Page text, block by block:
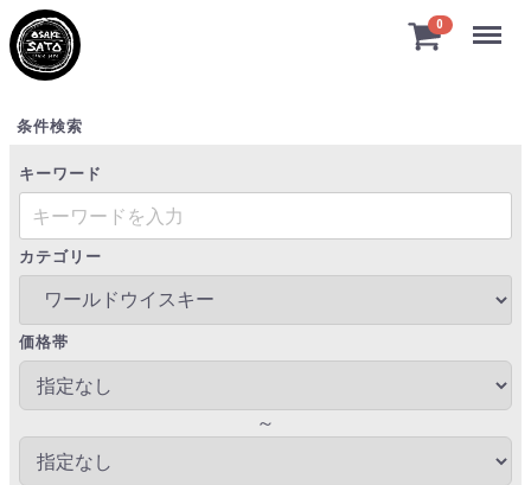
0 Menu
条件検索
キーワード
カテゴリー
価格帯
～